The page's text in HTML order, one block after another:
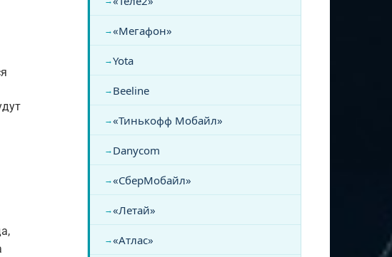
«Мегафон»
Yota
Beeline
«Тинькофф Мобайл»
Danycom
«СберМобайл»
«Летай»
«Атлас»